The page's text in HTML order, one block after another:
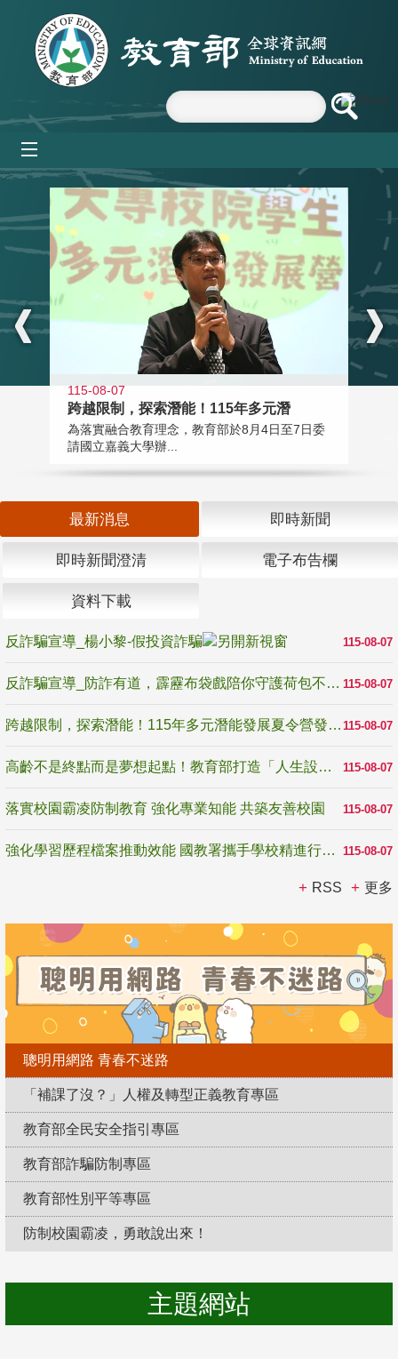
跳到主要內容區塊
:::
115-08-07
跨越限制，探索潛能！115年多元潛
為落實融合教育理念，教育部於8月4日至7日委
請國立嘉義大學辦...
最新消息 即時新聞
即時新聞澄清 電子布告欄
資料下載
115-08-07
反詐騙宣導_楊小黎-假投資詐騙
115-08-07
反詐騙宣導_防詐有道，霹靂布袋戲陪你守護荷包不受騙
115-08-07
跨越限制，探索潛能！115年多元潛能發展夏令營發掘生命無限可能
115-08-07
高齡不是終點而是夢想起點！教育部打造「人生設計夢工場」 參展第3屆高齡健康產業博覽會
115-08-07
落實校園霸凌防制教育 強化專業知能 共築友善校園
115-08-07
強化學習歷程檔案推動效能 國教署攜手學校精進行政與教學支持
RSS 更多
聰明用網路 青春不迷路
「補課了沒？」人權及轉型正義教育專區
教育部全民安全指引專區
教育部詐騙防制專區
教育部性別平等專區
防制校園霸凌，勇敢說出來！
主題網站